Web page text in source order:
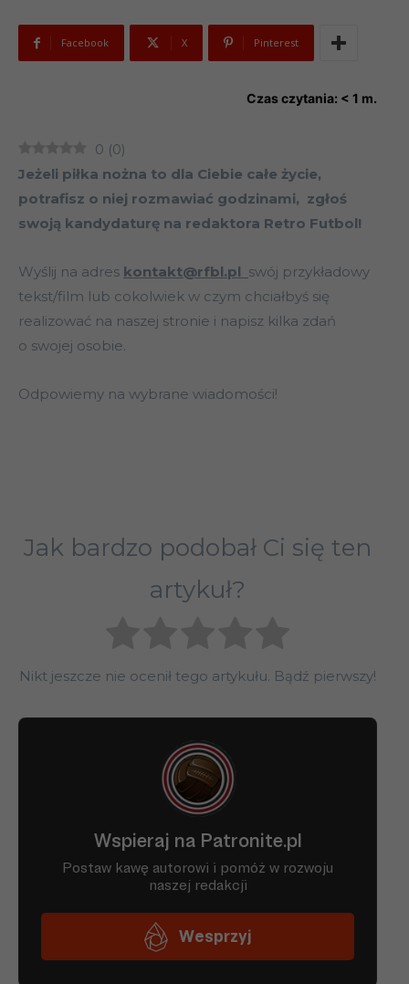
Facebook X Pinterest
Czas czytania: < 1 m.
0 (0)
Jeżeli piłka nożna to dla Ciebie całe życie,
potrafisz o niej rozmawiać godzinami, zgłoś
swoją kandydaturę na redaktora Retro Futbol!
Wyślij na adres kontakt@rfbl.pl swój przykładowy
tekst/film lub cokolwiek w czym chciałbyś się
realizować na naszej stronie i napisz kilka zdań
o swojej osobie.
Odpowiemy na wybrane wiadomości!
Jak bardzo podobał Ci się ten
artykuł?
Nikt jeszcze nie ocenił tego artykułu. Bądź pierwszy!